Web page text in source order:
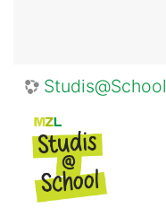
Studis@School